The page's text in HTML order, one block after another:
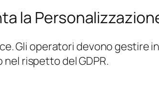
la
Gli operatori devono gestire
rispetto del GDPR.